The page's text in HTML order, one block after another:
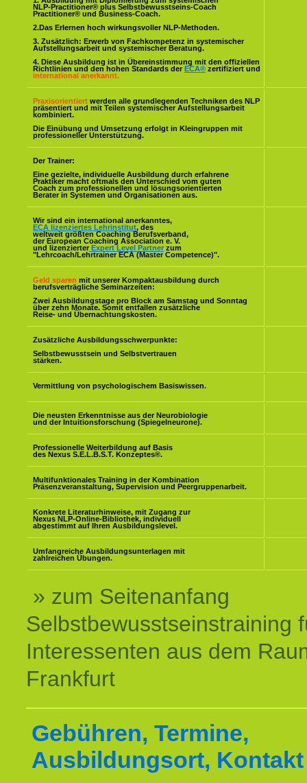
NLP-Practitioner® plus Selbstbewusstseins-Coach
Practitioner® und Business-Coach.
2.Das Erlernen hoch wirkungsvoller NLP-Methoden.
3. Zusätzlich: Erwerb von Fachkompetenz in systemischer
Aufstellungsarbeit und systemischer Beratung.
4. Diese Ausbildung ist in Übereinstimmung mit den offiziellen
Richtlinien und den hohen Standards der ECA® zertifiziert und
international anerkannt.
Praxisorientiert werden alle grundlegenden Techniken des NLP
präsentiert und mit Teilen systemischer Aufstellungsarbeit
kombiniert.
Die Einübung und Umsetzung erfolgt in Kleingruppen mit
professioneller Unterstützung.
Der Trainer:
Eine gezielte, individuelle Ausbildung durch erfahrene
Praktiker macht oftmals den Unterschied vom guten
Coach zum professionellen und lösungsorientierten
Berater in Systemen und Organisationen aus.
Wir sind ein international anerkanntes,
ECA lizenziertes Lehrinstitut, des
weltweit größten Coaching Berufsverband,
der European Coaching Association e. V.
und lizenzierter Expert Level Partner zum
"Lehrcoach/Lehrtrainer ECA (Master Competence)".
Geld sparen mit unserer Kompaktausbildung durch
berufsverträgliche Seminarzeiten:
Zwei Ausbildungstage pro Block am Samstag und Sonntag
über zehn Monate. Somit entfallen zusätzliche
Reise- und Übernachtungskosten.
Zusätzliche Ausbildungsschwerpunkte:
Selbstbewusstsein und Selbstvertrauen
stärken.
Vermittlung von psychologischem Basiswissen.
Die neusten Erkenntnisse aus der Neurobiologie
und der Intuitionsforschung (Spiegelneurone).
Professionelle Weiterbildung auf Basis
des Nexus S.E.L.B.S.T. Konzeptes®.
Multifunktionales Training in der Kombination
Präsenzveranstaltung, Supervision und Peergruppenarbeit.
Konkrete Literaturhinweise, mit Zugang zur
Nexus NLP-Online-Bibliothek, individuell
abgestimmt auf Ihren Ausbildungslevel.
Umfangreiche Ausbildungsunterlagen mit
zahlreichen Übungen.
» zum Seitenanfang
Selbstbewusstseinstraining
Interessenten aus dem
Frankfurt
Gebühren, Termine,
Ausbildungsort, Kontakt